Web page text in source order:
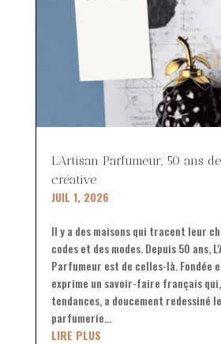
L’Artisan Parfumeur, 50 ans
créative
JUIL 1, 2026
Il y a des maisons qui tracent leur
codes et des modes. Depuis 50 ans,
Parfumeur est de celles-là. Fondée
exprime un savoir-faire français
tendances, a doucement redessiné
parfumerie...
LIRE PLUS